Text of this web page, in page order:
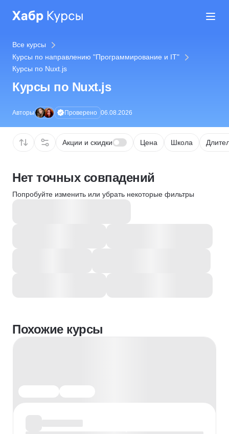
Все курсы
Курсы по направлению "Программирование и IT"
Курсы по Nuxt.js
Курсы по Nuxt.js
Авторы Проверено 06.08.2026
Акции и скидки Цена Школа
Нет точных совпадений
Попробуйте изменить или убрать некоторые фильтры
Похожие курсы